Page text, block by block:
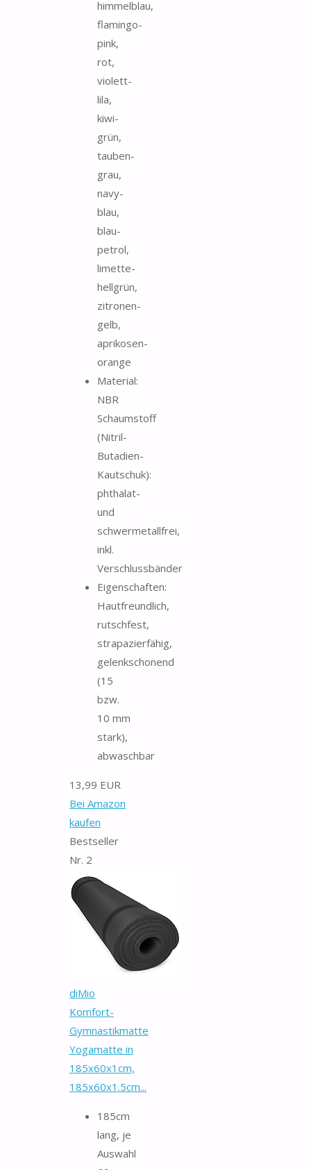
himmelblau,
flamingo-
pink,
rot,
violett-
lila,
kiwi-
grün,
tauben-
grau,
navy-
blau,
blau-
petrol,
limette-
hellgrün,
zitronen-
gelb,
aprikosen-
orange
Material:
NBR
Schaumstoff
(Nitril-
Butadien-
Kautschuk):
phthalat-
und
schwermetallfrei,
inkl.
Verschlussbänder
Eigenschaften:
Hautfreundlich,
rutschfest,
strapazierfähig,
gelenkschonend
(15
bzw.
10 mm
stark),
abwaschbar
13,99 EUR
Bei Amazon
kaufen
Bestseller
Nr. 2
diMio
Komfort-
Gymnastikmatte
Yogamatte in
185x60x1cm,
185x60x1.5cm...
185cm
lang, je
Auswahl